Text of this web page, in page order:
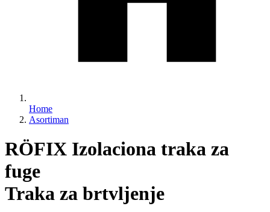
Home
Asortiman
RÖFIX Izolaciona traka za
fuge
Traka za brtvljenje